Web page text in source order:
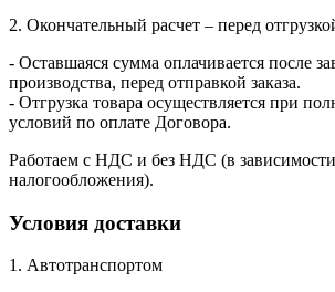
2. Окончательный расчет – перед
- Оставшаяся сумма оплачивается после
производства, перед отправкой заказа.
- Отгрузка товара осуществляется при
условий по оплате Договора.
Работаем с НДС и без НДС (в
налогообложения).
Условия доставки
1. Автотранспортом